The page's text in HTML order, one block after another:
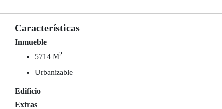
Características
Inmueble
5714 M2
Urbanizable
Edificio
Extras